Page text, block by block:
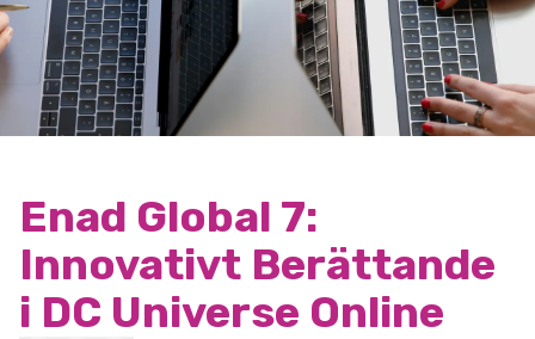
Enad Global 7:
Innovativt Berättande
i DC Universe Online